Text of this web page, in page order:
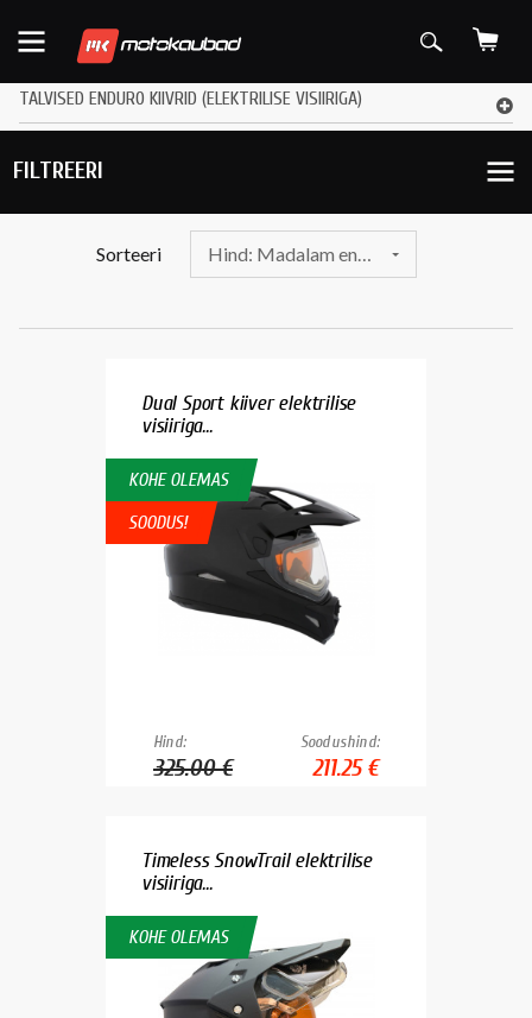
TALVISED ENDURO KIIVRID (ELEKTRILISE VISIIRIGA)
FILTREERI
Sorteeri Hind: Madalam enne
Dual Sport kiiver elektrilise
visiiriga...
KOHE OLEMAS
SOODUS!
Hind:
325.00 €
Soodushind:
211.25 €
Timeless SnowTrail elektrilise
visiiriga...
KOHE OLEMAS